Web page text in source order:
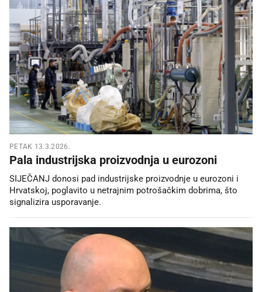
PETAK 13.3.2026.
Pala industrijska proizvodnja u eurozoni
SIJEČANJ donosi pad industrijske proizvodnje u eurozoni i
Hrvatskoj, poglavito u netrajnim potrošačkim dobrima, što
signalizira usporavanje.